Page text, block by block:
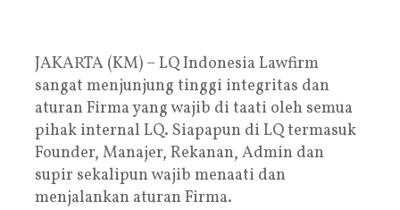
JAKARTA (KM) – LQ Indonesia Lawfirm
sangat menjunjung tinggi integritas dan
aturan Firma yang wajib di taati oleh semua
pihak internal LQ. Siapapun di LQ termasuk
Founder, Manajer, Rekanan, Admin dan
supir sekalipun wajib menaati dan
menjalankan aturan Firma.